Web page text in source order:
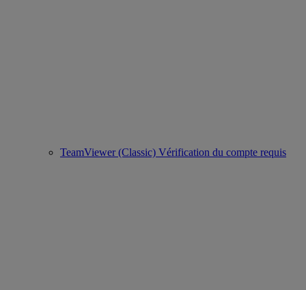
TeamViewer (Classic) Vérification du compte requis